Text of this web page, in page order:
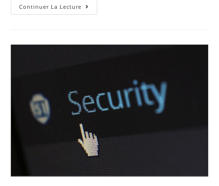
Continuer La Lecture